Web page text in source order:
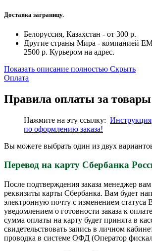
Доставка заграницу.
Белоруссия, Казахстан - от 300 р.
Другие страны Мира - компанией
2500 р. Курьером на адрес.
Показать описание полностью Скрыть
Оплата
Правила оплаты за товары
Нажмите на эту ссылку: Инструкция
по оформлению заказа!
Вы можете выбрать один из двух
Перевод на карту Сбербанка
После подтверждения заказа менеджер
реквизиты карты Сбербанка. Вам будет
электронную почту с изменением статуса
уведомлением о готовности заказа к
сумма оплаты на карту будет принята в
свидетельствовать запись в личном
проводка в системе ОФД (Оператор